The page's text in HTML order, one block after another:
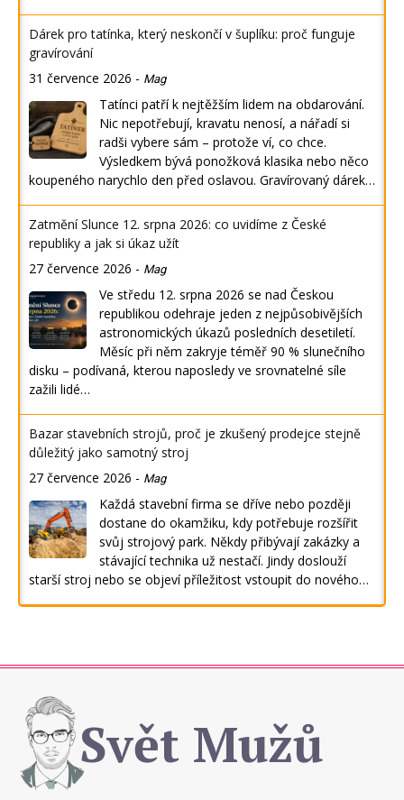
Dárek pro tatínka, který neskončí v šuplíku: proč funguje
gravírování
31 července 2026 - Mag
Tatínci patří k nejtěžším lidem na obdarování.
Nic nepotřebují, kravatu nenosí, a nářadí si
radši vybere sám – protože ví, co chce.
Výsledkem bývá ponožková klasika nebo něco
koupeného narychlo den před oslavou. Gravírovaný dárek…
Zatmění Slunce 12. srpna 2026: co uvidíme z České
republiky a jak si úkaz užít
27 července 2026 - Mag
Ve středu 12. srpna 2026 se nad Českou
republikou odehraje jeden z nejpůsobivějších
astronomických úkazů posledních desetiletí.
Měsíc při něm zakryje téměř 90 % slunečního
disku – podívaná, kterou naposledy ve srovnatelné síle
zažili lidé…
Bazar stavebních strojů, proč je zkušený prodejce stejně
důležitý jako samotný stroj
27 července 2026 - Mag
Každá stavební firma se dříve nebo později
dostane do okamžiku, kdy potřebuje rozšířit
svůj strojový park. Někdy přibývají zakázky a
stávající technika už nestačí. Jindy doslouží
starší stroj nebo se objeví příležitost vstoupit do nového…
Svět Mužů